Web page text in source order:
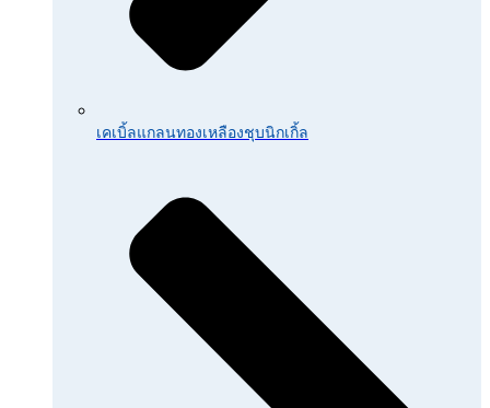
เคเบิ้ลแกลนทองเหลืองชุบนิกเกิ้ล